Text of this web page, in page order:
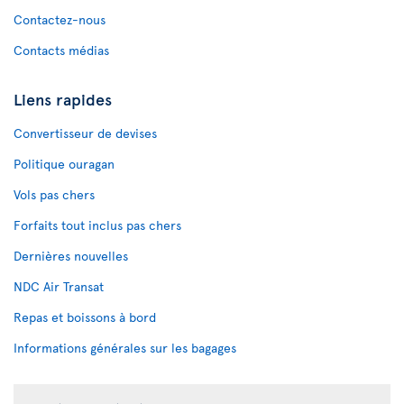
Contactez-nous
Contacts médias
Liens rapides
Convertisseur de devises
Politique ouragan
Vols pas chers
Forfaits tout inclus pas chers
Dernières nouvelles
NDC Air Transat
Repas et boissons à bord
Informations générales sur les bagages